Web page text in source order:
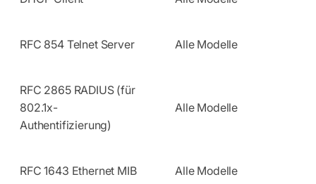
RFC 854 Telnet Server Alle Modelle
RFC 2865 RADIUS (für
802.1x-
Authentifizierung)
Alle Modelle
RFC 1643 Ethernet MIB Alle Modelle